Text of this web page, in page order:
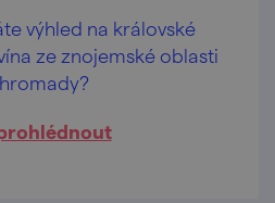
výhled na královské
ze znojemské oblasti